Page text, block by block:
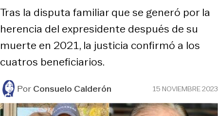
Tras la disputa familiar que se generó por la
herencia del expresidente después de su
muerte en 2021, la justicia confirmó a los
cuatros beneficiarios.
PorConsuelo Calderón 15 NOVIEMBRE 2023